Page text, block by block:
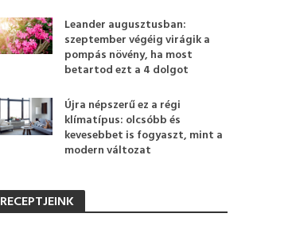
Leander augusztusban:
szeptember végéig virágik a
pompás növény, ha most
betartod ezt a 4 dolgot
Újra népszerű ez a régi
klímatípus: olcsóbb és
kevesebbet is fogyaszt, mint a
modern változat
RECEPTJEINK